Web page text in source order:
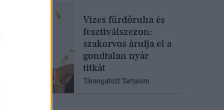
Vizes fürdőruha és
fesztiválszezon:
szakorvos árulja el a
gondtalan nyár
titkát
Támogatott Tartalom